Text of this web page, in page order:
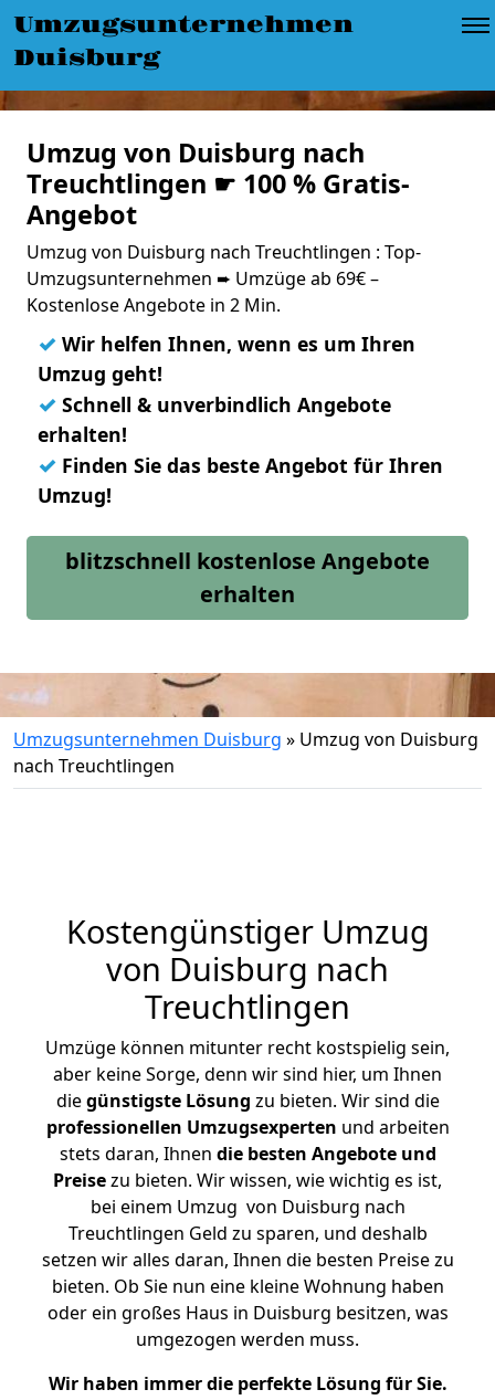
Umzugsunternehmen
Duisburg
Umzug von Duisburg nach
Treuchtlingen ☛ 100 % Gratis-
Angebot
Umzug von Duisburg nach Treuchtlingen : Top-
Umzugsunternehmen ➨ Umzüge ab 69€ –
Kostenlose Angebote in 2 Min.
✓ Wir helfen Ihnen, wenn es um Ihren
Umzug geht!
✓ Schnell & unverbindlich Angebote
erhalten!
✓ Finden Sie das beste Angebot für Ihren
Umzug!
blitzschnell kostenlose Angebote
erhalten
Umzugsunternehmen Duisburg » Umzug von Duisburg
nach Treuchtlingen
Kostengünstiger Umzug
von Duisburg nach
Treuchtlingen
Umzüge können mitunter recht kostspielig sein,
aber keine Sorge, denn wir sind hier, um Ihnen
diegünstigste Lösung zu bieten. Wir sind die
professionellen Umzugsexperten und arbeiten
stets daran, Ihnen die besten Angebote und
Preisezu bieten. Wir wissen, wie wichtig es ist,
bei einem Umzug von Duisburg nach
Treuchtlingen Geld zu sparen, und deshalb
setzen wir alles daran, Ihnen die besten Preise zu
bieten. Ob Sie nun eine kleine Wohnung haben
oder ein großes Haus in Duisburg besitzen, was
umgezogen werden muss.
Wir haben immer die perfekte Lösung für Sie.